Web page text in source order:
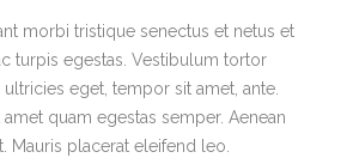
morbi tristique senectus et netus et
turpis egestas. Vestibulum tortor
ultricies eget, tempor sit amet, ante.
quam egestas semper. Aenean
Mauris placerat eleifend leo.